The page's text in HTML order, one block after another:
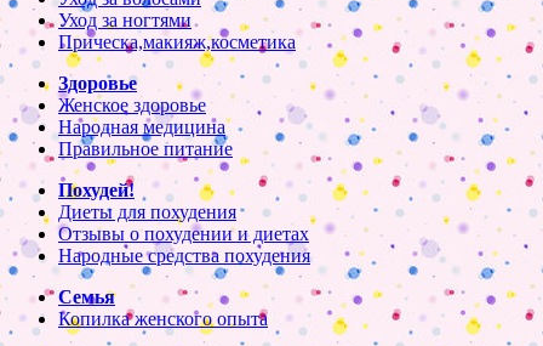
Уход за ногтями
Прическа,макияж,косметика
Здоровье
Женское здоровье
Народная медицина
Правильное питание
Похудей!
Диеты для похудения
Отзывы о похудении и диетах
Народные средства похудения
Семья
Копилка женского опыта